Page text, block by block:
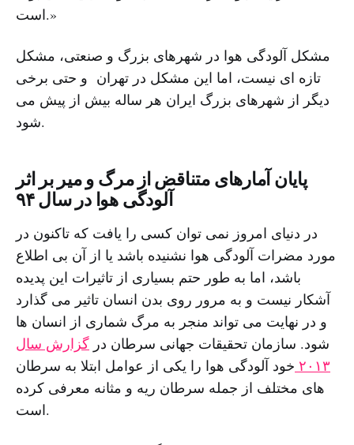
است.»
مشکل آلودگی هوا در شهرهای بزرگ و صنعتی، مشکل
تازه ای نیست، اما این مشکل در تهران و حتی برخی
دیگر از شهرهای بزرگ ایران هر ساله بیش از پیش می
شود.
پایان آمارهای متناقض از مرگ و میر بر اثر
آلودگی هوا در سال ۹۴
در دنیای امروز نمی توان کسی را یافت که تاکنون در
مورد مضرات آلودگی هوا نشنیده باشد یا از آن بی اطلاع
باشد، اما به طور حتم بسیاری از تاثیرات این پدیده
آشکار نیست و به مرور روی بدن انسان تاثیر می گذارد
و در نهایت می تواند منجر به مرگ شماری از انسان ها
شود. سازمان تحقیقات جهانی سرطان در گزارش سال
۲۰۱۳ خود آلودگی هوا را یکی از عوامل ابتلا به سرطان
های مختلف از جمله سرطان ریه و مثانه معرفی کرده
است.